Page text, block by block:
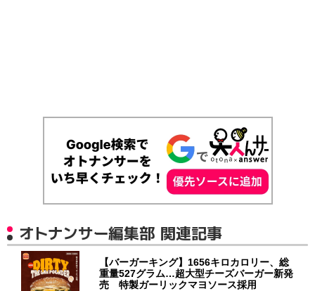
オトナンサー編集部 関連記事
【バーガーキング】1656キロカロリー、総
重量527グラム…超大型チーズバーガー新発
売 特製ガーリックマヨソース採用